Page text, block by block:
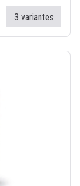
3 variantes